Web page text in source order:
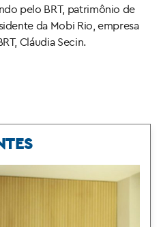
pelo BRT, patrimônio de
da Mobi Rio, empresa
Cláudia Secin.